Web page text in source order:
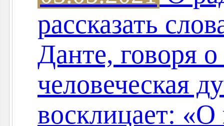
рассказать
Данте, говоря
человеческая
восклицает: «О